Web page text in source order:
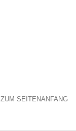
ZUM SEITENANFANG